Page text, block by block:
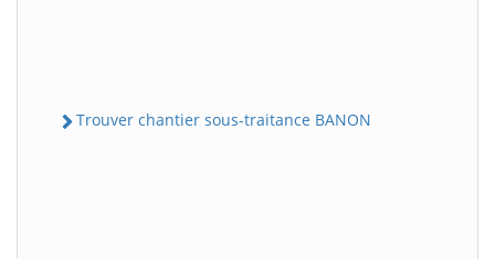
Trouver chantier sous-traitance BANON